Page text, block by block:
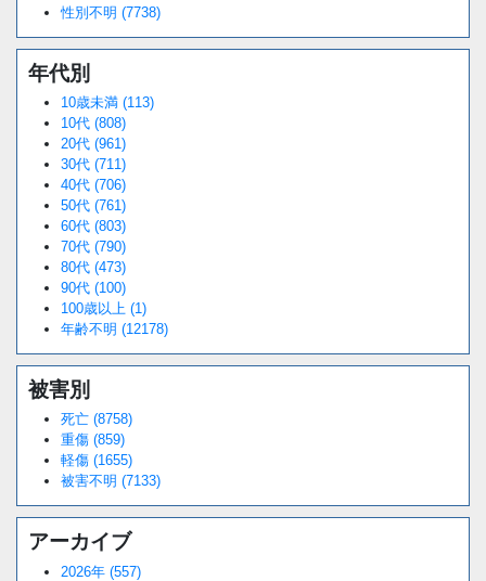
性別不明 (7738)
年代別
10歳未満 (113)
10代 (808)
20代 (961)
30代 (711)
40代 (706)
50代 (761)
60代 (803)
70代 (790)
80代 (473)
90代 (100)
100歳以上 (1)
年齢不明 (12178)
被害別
死亡 (8758)
重傷 (859)
軽傷 (1655)
被害不明 (7133)
アーカイブ
2026年 (557)